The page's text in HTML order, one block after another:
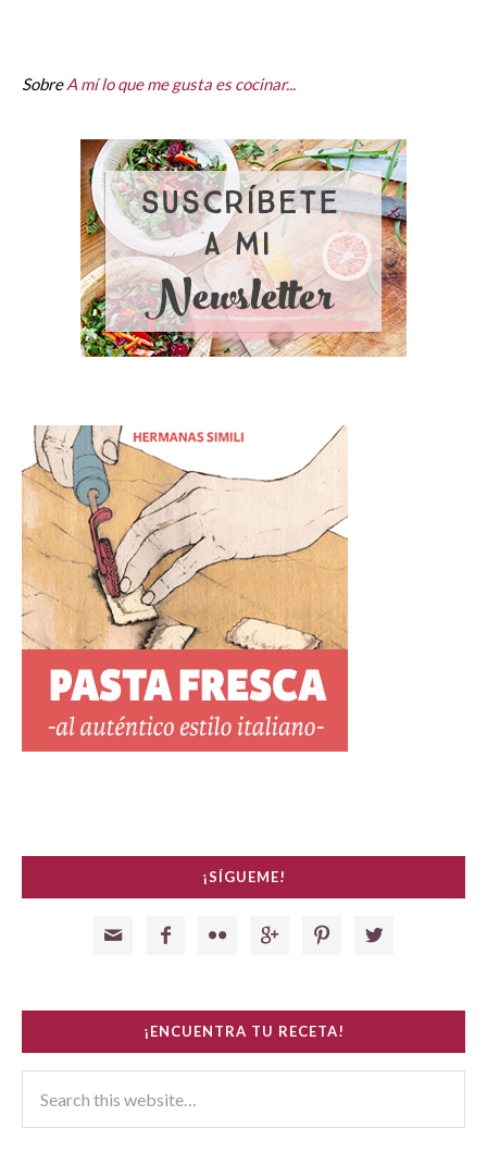
SobreA mí lo que me gusta es cocinar...
¡SÍGUEME!
     
¡ENCUENTRA TU RECETA!